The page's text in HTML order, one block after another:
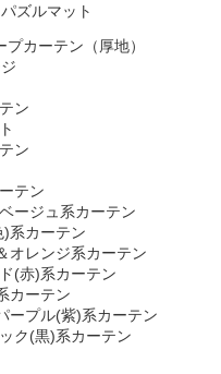
ズルマット
プカーテン（厚地）
ン
ン
テン
ージュ系カーテン
系カーテン
オレンジ系カーテン
(赤)系カーテン
カーテン
ープル(紫)系カーテン
ク(黒)系カーテン